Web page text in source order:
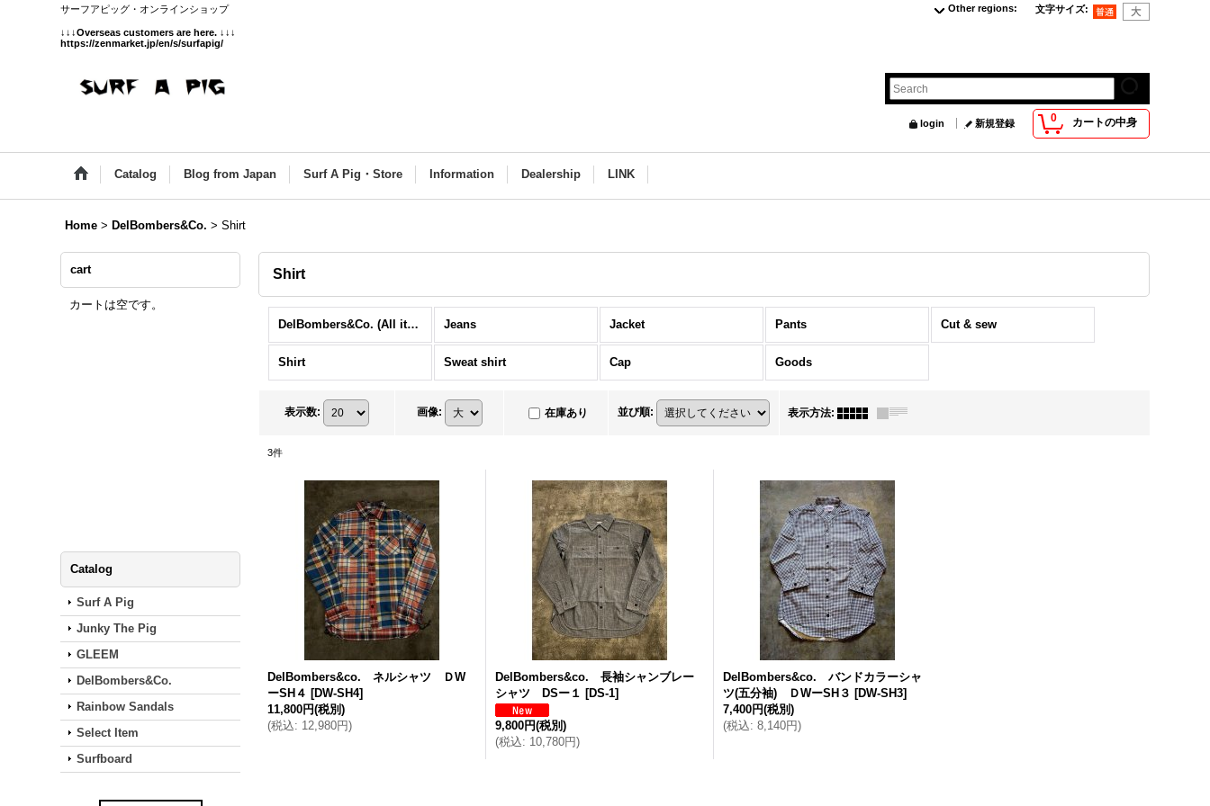
サーフアピッグ・オンラインショップ
↓↓↓Overseas customers are here. ↓↓↓
https://zenmarket.jp/en/s/surfapig/
文字サイズ:
Other regions:
0 カートの中身
login 新規登録
Catalog Blog from Japan Surf A Pig・Store Information Dealership LINK
Home > DelBombers&Co. > Shirt
cart
カートは空です。
Catalog
Surf A Pig
Junky The Pig
GLEEM
DelBombers&Co.
Rainbow Sandals
Select Item
Surfboard
Shirt
DelBombers&Co. (All item) Jeans Jacket Pants Cut & sew
Shirt Sweat shirt Cap Goods
表示数: 画像: 在庫あり 並び順: 表示方法:
3件
DelBombers&co. ネルシャツ ＤW
ーSH４ [DW-SH4]
11,800円(税別)
(税込: 12,980円)
DelBombers&co. 長袖シャンブレー
シャツ DSー１ [DS-1]
9,800円(税別)
(税込: 10,780円)
DelBombers&co. バンドカラーシャ
ツ(五分袖) ＤWーSH３ [DW-SH3]
7,400円(税別)
(税込: 8,140円)